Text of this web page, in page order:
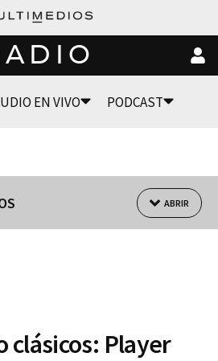
EN VIVO PODCAST
ABRIR
clásicos: Player